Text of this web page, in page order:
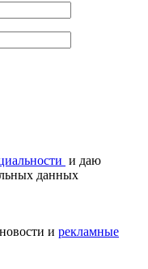
и даю
данных
и рекламные